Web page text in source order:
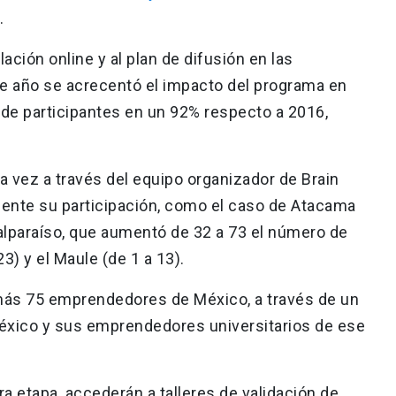
online y al plan de difusión en las
año se acrecentó el impacto del programa en
participantes en un 92% respecto a 2016,
vez a través del equipo organizador de Brain
su participación, como el caso de Atacama
que aumentó de 32 a 73 el número de
y el Maule (de 1 a 13).
75 emprendedores de México, a través de un
y sus emprendedores universitarios de ese